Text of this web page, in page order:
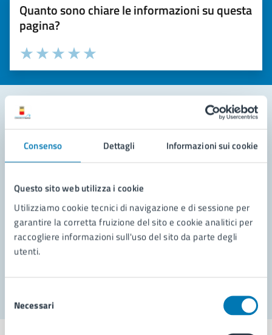
Consenso Dettagli Informazioni sui cookie
Questo sito web utilizza i cookie
Utilizziamo cookie tecnici di navigazione e di sessione per
garantire la corretta fruizione del sito e cookie analitici per
raccogliere informazioni sull'uso del sito da parte degli
utenti.
delNecessari
Quanto sono chiare le informazioni su questa
pagina?
Valuta la chiarezza delle informazioni (da 1 a 5 stelle)
Seleziona il numero di stelle per valutare la chiarezza delle
Valuta 5 stelle su 5
Valuta 4 stelle su 5
Valuta 3 stelle su 5
Valuta 2 stelle su 5
Valuta 1 stelle su 5
Leggi le domande frequenti
Richiedi assistenza
Prenota appuntamento
Problemi in città